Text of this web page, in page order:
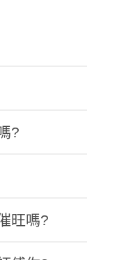
?
旺嗎?